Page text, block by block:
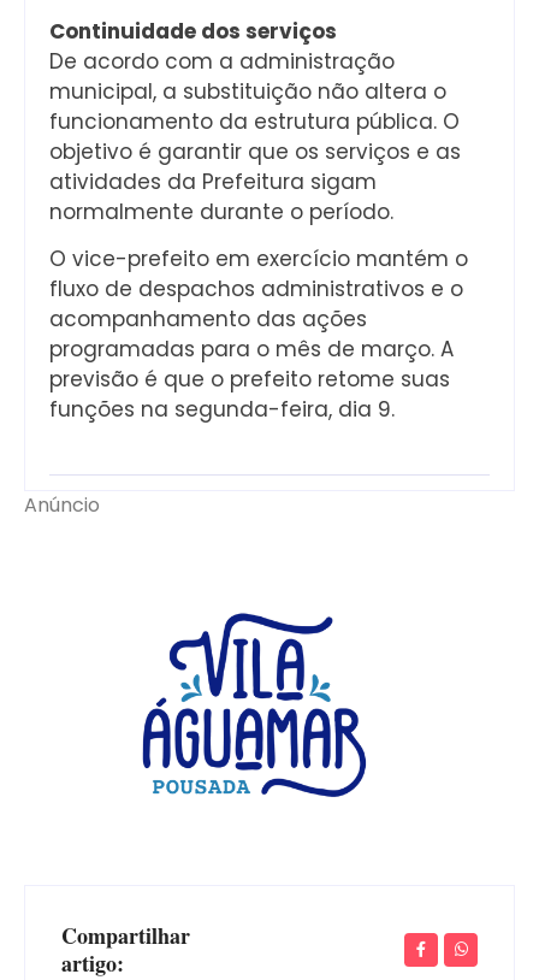
Continuidade dos serviços
De acordo com a administração
municipal, a substituição não altera o
funcionamento da estrutura pública. O
objetivo é garantir que os serviços e as
atividades da Prefeitura sigam
normalmente durante o período.
O vice-prefeito em exercício mantém o
fluxo de despachos administrativos e o
acompanhamento das ações
programadas para o mês de março. A
previsão é que o prefeito retome suas
funções na segunda-feira, dia 9.
Anúncio
Compartilhar
artigo: